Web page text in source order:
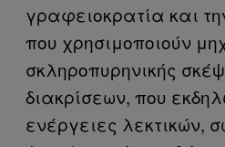
γραφειοκρατία και
που χρησιμοποιούν
σκληροπυρηνικής
διακρίσεων, που
ενέργειες λεκτικών,